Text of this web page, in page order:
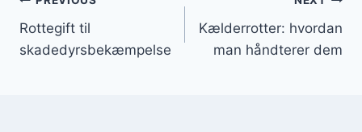
Rottegift til
skadedyrsbekæmpelse
Kælderrotter: hvordan
man håndterer dem